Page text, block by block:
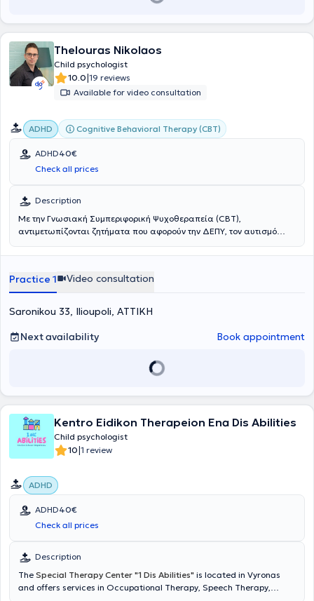
Thelouras Nikolaos
Child psychologist
10.0|19 reviews
Available for video consultation
ADHD Cognitive Behavioral Therapy (CBT)
ADHD40€
Check all prices
Description
Με την Γνωσιακή Συμπεριφορική Ψυχοθεραπεία (CBT),
αντιμετωπίζονται ζητήματα που αφορούν την ΔΕΠΥ, τον αυτισμό
Practice 1 Video consultation
Saronikou 33, Ilioupoli, ΑΤΤΙΚΗ
Next availability
Book appointment
Kentro Eidikon Therapeion Ena Dis Abilities
Child psychologist
10|1 review
ADHD
ADHD40€
Check all prices
Description
The Special Therapy Center "1 Dis Abilities" is located in Vyronas
and offers services in Occupational Therapy, Speech Therapy,